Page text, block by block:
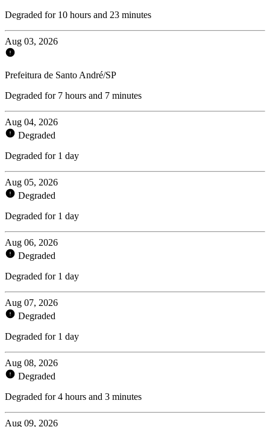
Degraded for 10 hours and 23 minutes
Aug 03, 2026
Prefeitura de Santo André/SP
Degraded for 7 hours and 7 minutes
Aug 04, 2026
Degraded
Degraded for 1 day
Aug 05, 2026
Degraded
Degraded for 1 day
Aug 06, 2026
Degraded
Degraded for 1 day
Aug 07, 2026
Degraded
Degraded for 1 day
Aug 08, 2026
Degraded
Degraded for 4 hours and 3 minutes
Aug 09, 2026